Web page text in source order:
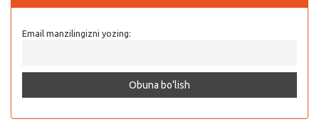
Email manzilingizni yozing: